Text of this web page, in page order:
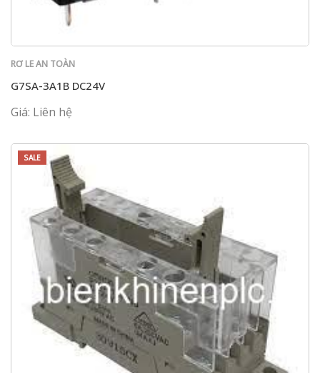
RƠ LE AN TOÀN
G7SA-3A1B DC24V
Giá: Liên hệ
SALE